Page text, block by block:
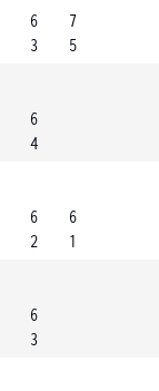
6
3
7
5
6
4
6
2
6
1
6
3